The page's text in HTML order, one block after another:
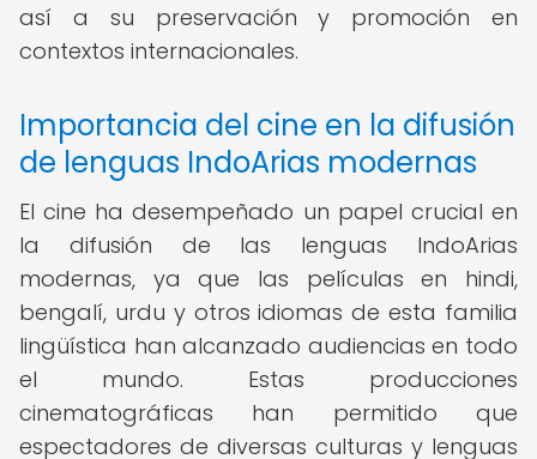
así a su preservación y promoción en
contextos internacionales.
Importancia del cine en la difusión
de lenguas IndoArias modernas
El cine ha desempeñado un papel crucial en
la difusión de las lenguas IndoArias
modernas, ya que las películas en hindi,
bengalí, urdu y otros idiomas de esta familia
lingüística han alcanzado audiencias en todo
el mundo. Estas producciones
cinematográficas han permitido que
espectadores de diversas culturas y lenguas